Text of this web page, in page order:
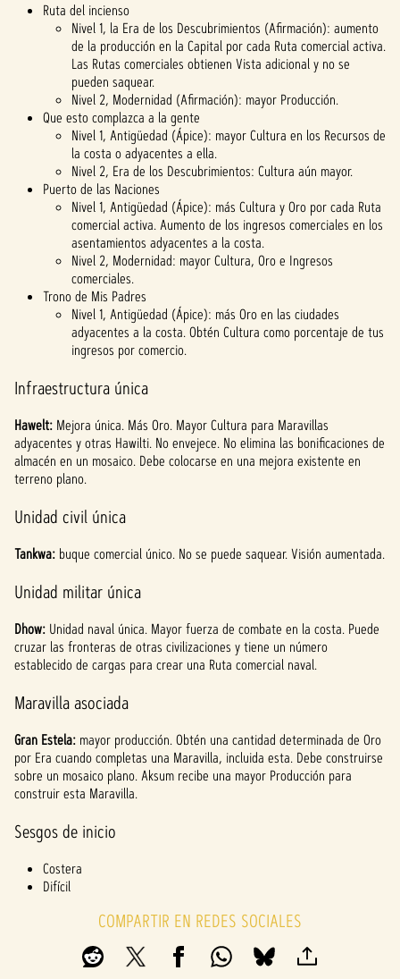
Ruta del incienso
Nivel 1, la Era de los Descubrimientos (Afirmación): aumento
de la producción en la Capital por cada Ruta comercial activa.
Las Rutas comerciales obtienen Vista adicional y no se
pueden saquear.
Nivel 2, Modernidad (Afirmación): mayor Producción.
Que esto complazca a la gente
Nivel 1, Antigüedad (Ápice): mayor Cultura en los Recursos de
la costa o adyacentes a ella.
Nivel 2, Era de los Descubrimientos: Cultura aún mayor.
Puerto de las Naciones
Nivel 1, Antigüedad (Ápice): más Cultura y Oro por cada Ruta
comercial activa. Aumento de los ingresos comerciales en los
asentamientos adyacentes a la costa.
Nivel 2, Modernidad: mayor Cultura, Oro e Ingresos
comerciales.
Trono de Mis Padres
Nivel 1, Antigüedad (Ápice): más Oro en las ciudades
adyacentes a la costa. Obtén Cultura como porcentaje de tus
ingresos por comercio.
Infraestructura única
Hawelt: Mejora única. Más Oro. Mayor Cultura para Maravillas
adyacentes y otras Hawilti. No envejece. No elimina las bonificaciones de
almacén en un mosaico. Debe colocarse en una mejora existente en
terreno plano.
Unidad civil única
Tankwa: buque comercial único. No se puede saquear. Visión aumentada.
Unidad militar única
Dhow: Unidad naval única. Mayor fuerza de combate en la costa. Puede
cruzar las fronteras de otras civilizaciones y tiene un número
establecido de cargas para crear una Ruta comercial naval.
Maravilla asociada
Gran Estela: mayor producción. Obtén una cantidad determinada de Oro
por Era cuando completas una Maravilla, incluida esta. Debe construirse
sobre un mosaico plano. Aksum recibe una mayor Producción para
construir esta Maravilla.
Sesgos de inicio
Costera
Difícil
COMPARTIR EN REDES SOCIALES